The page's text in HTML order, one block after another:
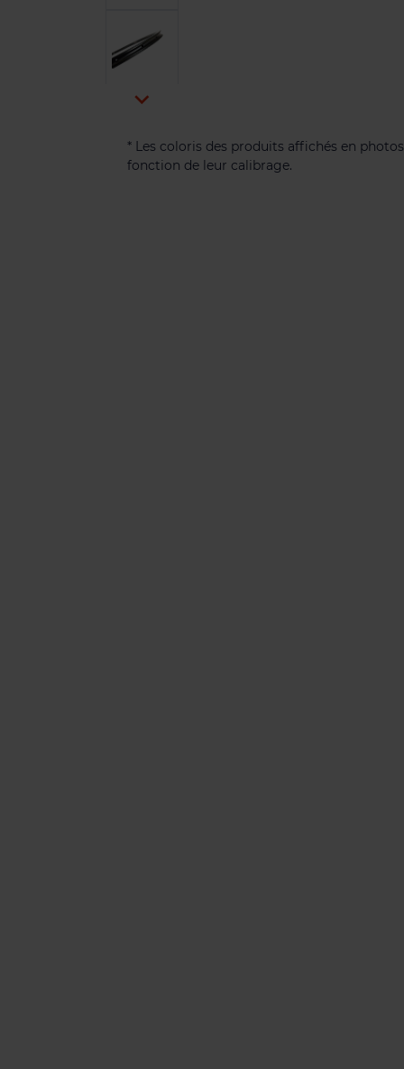

* Les coloris des produits affichés en
fonction de leur calibrage.